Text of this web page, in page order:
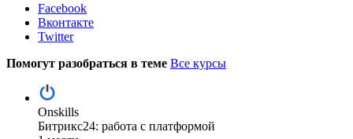
Facebook
Вконтакте
Twitter
Помогут разобраться в теме Все курсы
Onskills
Битрикс24: работа с платформой